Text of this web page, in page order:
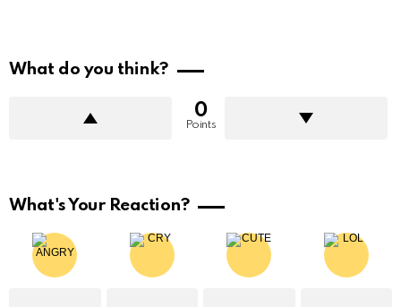
What do you think?
0
Points
What's Your Reaction?